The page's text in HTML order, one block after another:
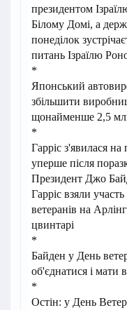
президентом
Білому Домі, а
понеділок
питань Ізраїлю
*
Японський
збільшити
щонайменше 2,5
*
Гарріс з'явилася на
уперше після
Президент Джо
Гарріс взяли
ветеранів на
цвинтарі
*
Байден у День
об'єднатися і мати
*
Остін: у День